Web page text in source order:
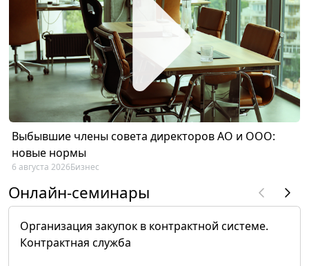
Выбывшие члены совета директоров АО и ООО:
новые нормы
6 августа 2026Бизнес
Онлайн-семинары
Организация закупок в контрактной системе.
Контрактная служба